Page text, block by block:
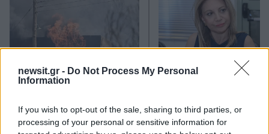
newsit.gr - Do Not Process My Personal
Information
If you wish to opt-out of the sale, sharing to third parties, or
processing of your personal or sensitive information for
Καίγονται πτηνοτροφικές
μονάδες - Εκκενώθηκε ο
αποχωρήσεις:
αντιληφθεί το